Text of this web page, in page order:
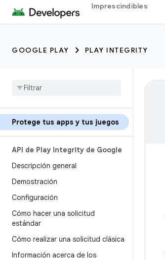
Imprescindibles
GOOGLE PLAY PLAY INTEGRITY
Protege tus apps y tus juegos
API de Play Integrity de Google
Descripción general
Demostración
Configuración
Cómo hacer una solicitud
estándar
Cómo realizar una solicitud clásica
Información acerca de los